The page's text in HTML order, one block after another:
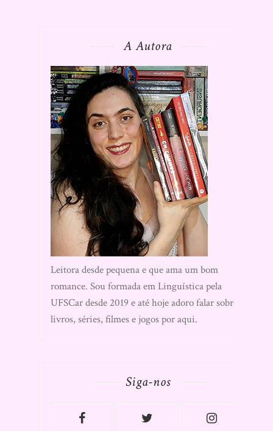
A Autora
Leitora desde pequena e que ama um bom
romance. Sou formada em Linguística pela
UFSCar desde 2019 e até hoje adoro falar sobre
livros, séries, filmes e jogos por aqui.
Siga-nos